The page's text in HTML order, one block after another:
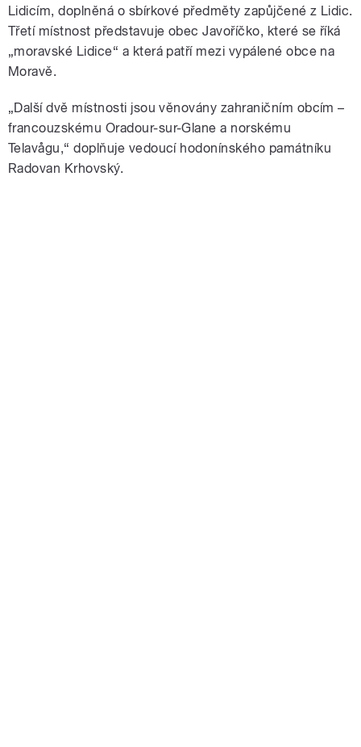
Lidicím, doplněná o sbírkové předměty zapůjčené z Lidic.
Třetí místnost představuje obec Javoříčko, které se říká
„moravské Lidice“ a která patří mezi vypálené obce na
Moravě.
„Další dvě místnosti jsou věnovány zahraničním obcím –
francouzskému Oradour-sur-Glane a norskému
Telavågu,“ doplňuje vedoucí hodonínského památníku
Radovan Krhovský.